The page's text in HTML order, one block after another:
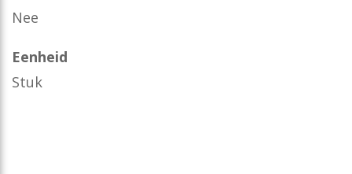
Nee
Eenheid
Stuk